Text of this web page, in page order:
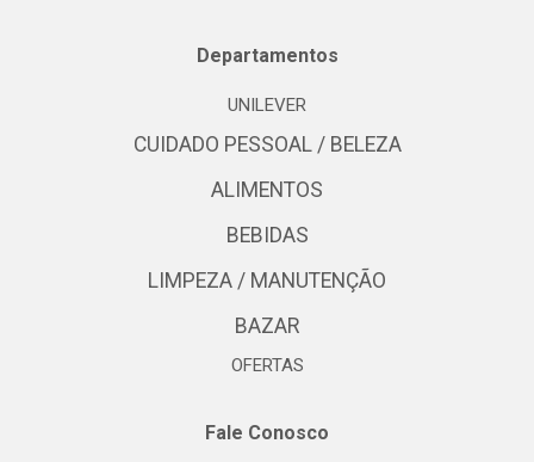
Departamentos
UNILEVER
CUIDADO PESSOAL / BELEZA
ALIMENTOS
BEBIDAS
LIMPEZA / MANUTENÇÃO
BAZAR
OFERTAS
Fale Conosco